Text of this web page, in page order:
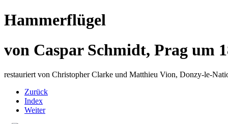
Hammerflügel
von Caspar Schmidt, Prag um
restauriert von Christopher Clarke und Matthieu Vion, Donzy-le-
Zurück
Index
Weiter